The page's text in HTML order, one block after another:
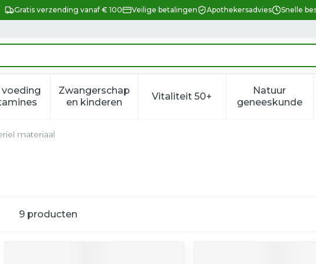
Gratis verzending vanaf € 100 Veilige betalingen Apothekersadvies Snelle
Schoonheid, verzorging en hygiëne categorie
voeding
Toon submenu voor Dieet, voeding en vitamines categorie
Zwangerschap
en kinderenToon submenu voor Zwangerschap en
Vitaliteit 50+Toon submenu voor
Natuur
geneeskunde
Toon
materiaal
9 producten